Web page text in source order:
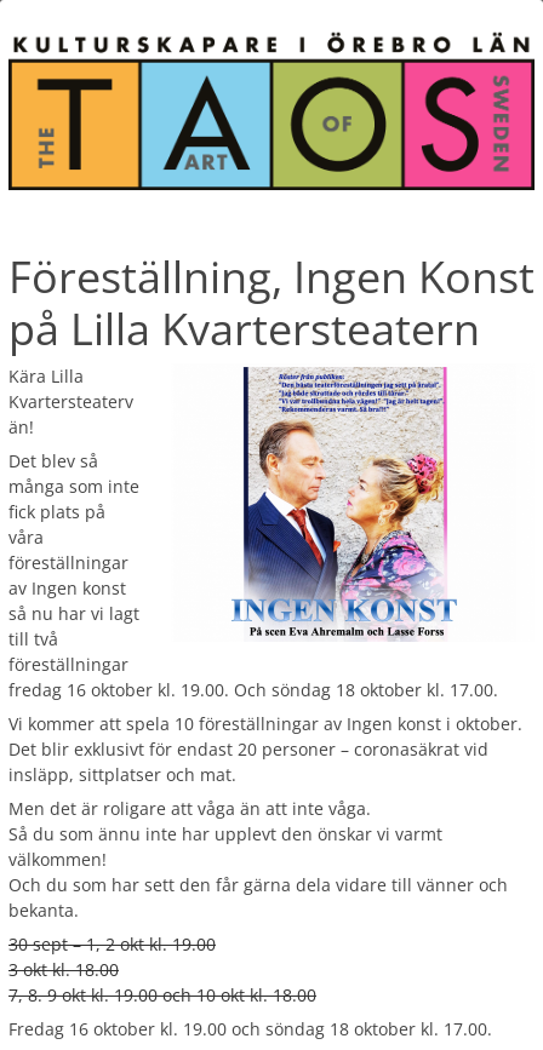
Föreställning, Ingen Konst
på Lilla Kvartersteatern
Kära Lilla
Kvartersteaterv
än!
Det blev så
många som inte
fick plats på
våra
föreställningar
av Ingen konst
så nu har vi lagt
till två
föreställningar
fredag 16 oktober kl. 19.00. Och söndag 18 oktober kl. 17.00.
Vi kommer att spela 10 föreställningar av Ingen konst i oktober.
Det blir exklusivt för endast 20 personer – coronasäkrat vid
insläpp, sittplatser och mat.
Men det är roligare att våga än att inte våga.
Så du som ännu inte har upplevt den önskar vi varmt
välkommen!
Och du som har sett den får gärna dela vidare till vänner och
bekanta.
30 sept – 1, 2 okt kl. 19.00
3 okt kl. 18.00
7, 8. 9 okt kl. 19.00 och 10 okt kl. 18.00
Fredag 16 oktober kl. 19.00 och söndag 18 oktober kl. 17.00.